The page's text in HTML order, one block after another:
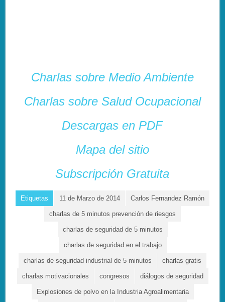
Charlas sobre Medio Ambiente
Charlas sobre Salud Ocupacional
Descargas en PDF
Mapa del sitio
Subscripción Gratuita
Etiquetas 11 de Marzo de 2014 Carlos Fernandez Ramón
charlas de 5 minutos prevención de riesgos
charlas de seguridad de 5 minutos
charlas de seguridad en el trabajo
charlas de seguridad industrial de 5 minutos charlas gratis
charlas motivacionales congresos diálogos de seguridad
Explosiones de polvo en la Industria Agroalimentaria